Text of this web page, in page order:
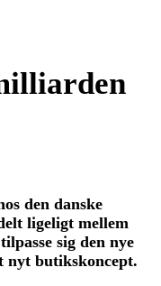
den danske
ligeligt mellem
sig den nye
nyt butikskoncept.